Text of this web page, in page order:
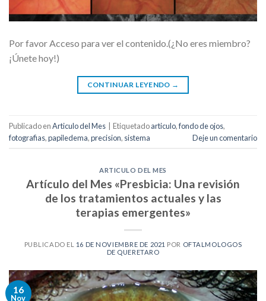
Por favor Acceso para ver el contenido.(¿No eres miembro?
¡Únete hoy!)
CONTINUAR LEYENDO →
Publicado enArticulo del Mes Etiquetadoarticulo,fondo de ojos,
fotografias,papiledema,precision, sistema Deje un comentario
ARTICULO DEL MES
Artículo del Mes «Presbicia: Una revisión
de los tratamientos actuales y las
terapias emergentes»
PUBLICADO EL 16 DE NOVIEMBRE DE 2021 POR OFTALMOLOGOS
DE QUERETARO
16
Nov